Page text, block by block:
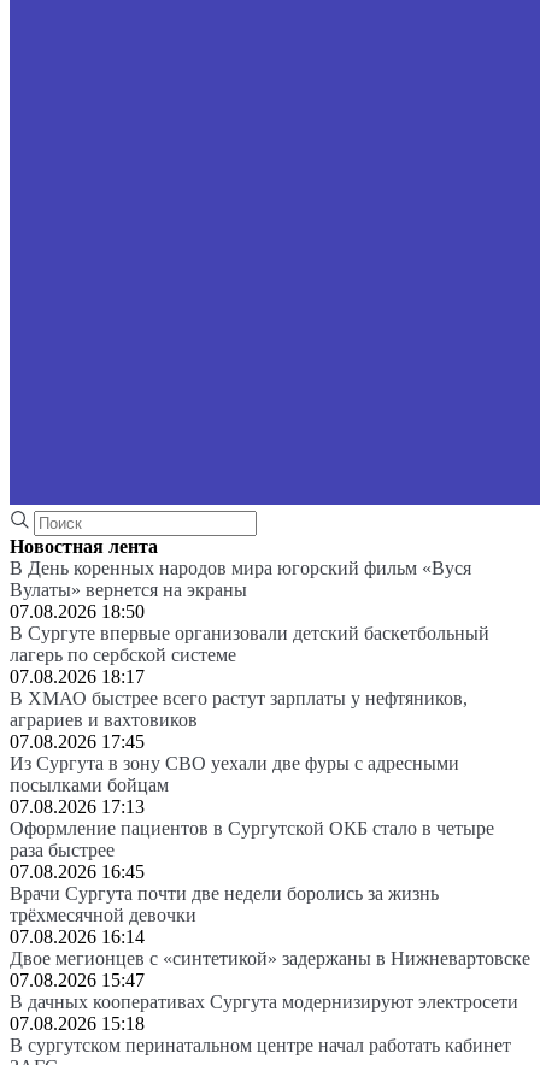
Новостная лента
В День коренных народов мира югорский фильм «Вуся
Вулаты» вернется на экраны
07.08.2026 18:50
В Сургуте впервые организовали детский баскетбольный
лагерь по сербской системе
07.08.2026 18:17
В ХМАО быстрее всего растут зарплаты у нефтяников,
аграриев и вахтовиков
07.08.2026 17:45
Из Сургута в зону СВО уехали две фуры с адресными
посылками бойцам
07.08.2026 17:13
Оформление пациентов в Сургутской ОКБ стало в четыре
раза быстрее
07.08.2026 16:45
Врачи Сургута почти две недели боролись за жизнь
трёхмесячной девочки
07.08.2026 16:14
Двое мегионцев с «синтетикой» задержаны в Нижневартовске
07.08.2026 15:47
В дачных кооперативах Сургута модернизируют электросети
07.08.2026 15:18
В сургутском перинатальном центре начал работать кабинет